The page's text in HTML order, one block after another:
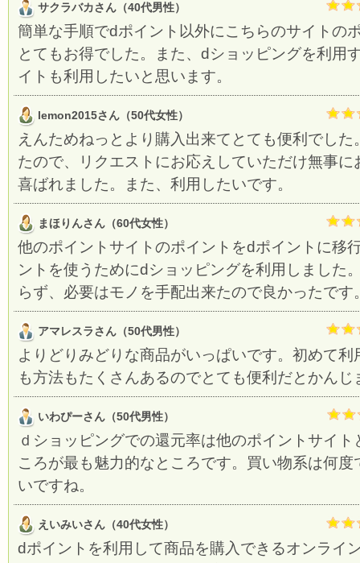
サクラバカさん（40代男性）
簡単な手順でdポイント以外にこちらのサイトの
とてもお得でした。また、dショッピングを利用
イトも利用したいと思います。
lemon2015さん（50代女性）
えんためねっとより購入出来てとても便利でし
たので、リクエストにお応えしていただけ無事
喜ばれました。また、利用したいです。
まほりんさん（60代女性）
他のポイントサイトのポイントをdポイントに移
ントを使うためにdショッピングを利用しました
らず、必要はモノを手配出来たので良かったです
アマレスラさん（50代男性）
よりどりみどりな商品がいっぱいです。初めて
も方法もたくさんあるのでとても便利だとかんじ
いわぴーさん（50代男性）
ｄショッピングでの還元率は他のポイントサイ
ころが最も魅力的なところです。買い物系は何
いですね。
えいみいさん（40代女性）
dポイントを利用して商品を購入できるオンライ